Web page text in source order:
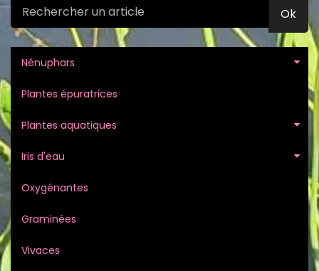
Ok
Nénuphars
Plantes épuratrices
Plantes aquatiques
Iris d'eau
Oxygénantes
Graminées
Vivaces